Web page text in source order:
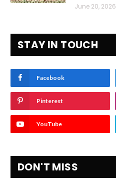
June 20, 2026
STAY IN TOUCH
Facebook
Pinterest
YouTube
DON'T MISS